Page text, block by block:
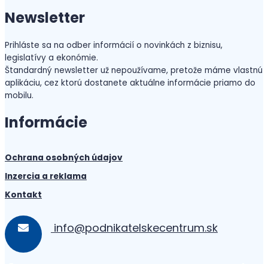
Newsletter
Prihláste sa na odber informácií o novinkách z biznisu,
legislatívy a ekonómie.
Štandardný newsletter už nepoužívame, pretože máme vlastnú
aplikáciu, cez ktorú dostanete aktuálne informácie priamo do
mobilu.
Informácie
Ochrana osobných údajov
Inzercia a reklama
Kontakt
info@podnikatelskecentrum.sk